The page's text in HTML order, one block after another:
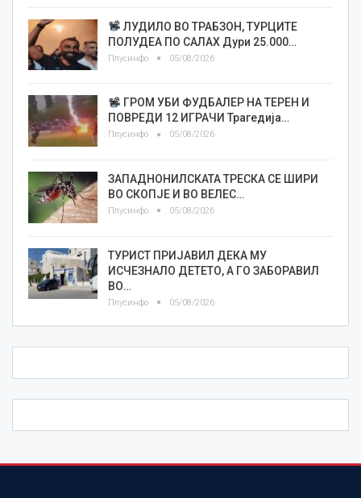
ЛУДИЛО ВО ТРАБЗОН, ТУРЦИТЕ
ПОЛУДЕА ПО САЛАХ Дури 25.000…
Плусинфо 05/08/2026
ГРОМ УБИ ФУДБАЛЕР НА ТЕРЕН И
ПОВРЕДИ 12 ИГРАЧИ Трагедија…
Плусинфо 05/08/2026
ЗАПАДНОНИЛСКАТА ТРЕСКА СЕ ШИРИ
ВО СКОПЈЕ И ВО ВЕЛЕС…
Плусинфо 05/08/2026
ТУРИСТ ПРИЈАВИЛ ДЕКА МУ
ИСЧЕЗНАЛО ДЕТЕТО, А ГО ЗАБОРАВИЛ
ВО…
Плусинфо 05/08/2026